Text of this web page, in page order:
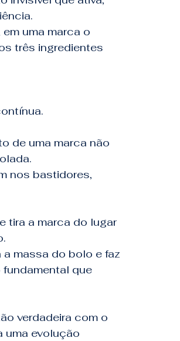
uma marca o
três ingredientes
de uma marca não
nos bastidores,
tira a marca do lugar
massa do bolo e faz
que
verdadeira com o
uma evolução